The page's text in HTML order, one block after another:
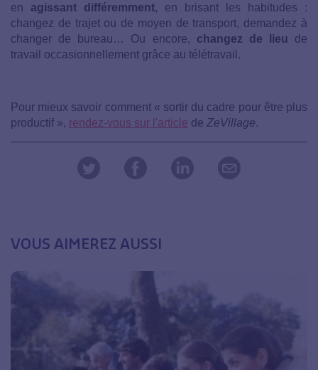
en agissant différemment, en brisant les habitudes :
changez de trajet ou de moyen de transport, demandez à
changer de bureau… Ou encore, changez de lieu de
travail occasionnellement grâce au télétravail.
Pour mieux savoir comment « sortir du cadre pour être plus
productif », rendez-vous sur l'article de ZeVillage.
VOUS AIMEREZ AUSSI